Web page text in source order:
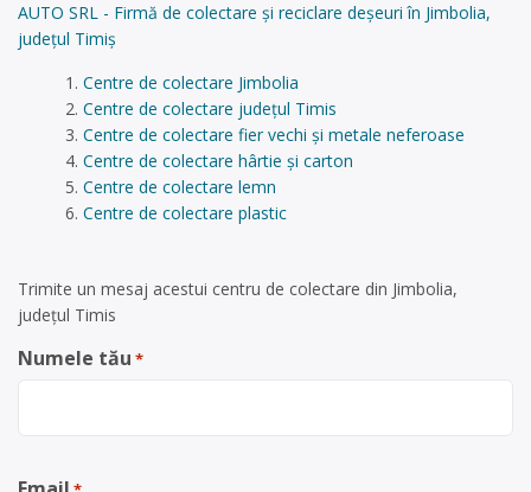
AUTO SRL - Firmă de colectare și reciclare deșeuri în Jimbolia,
județul Timiș
Centre de colectare Jimbolia
Centre de colectare județul Timis
Centre de colectare fier vechi și metale neferoase
Centre de colectare hârtie și carton
Centre de colectare lemn
Centre de colectare plastic
Trimite un mesaj acestui centru de colectare din Jimbolia,
județul Timis
Numele tău *